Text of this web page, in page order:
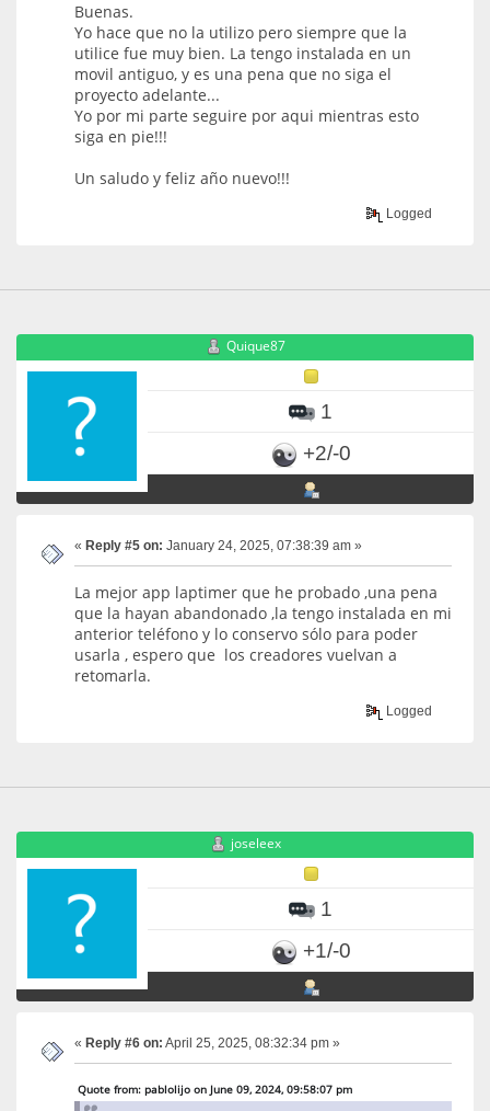
Buenas.
Yo hace que no la utilizo pero siempre que la
utilice fue muy bien. La tengo instalada en un
movil antiguo, y es una pena que no siga el
proyecto adelante...
Yo por mi parte seguire por aqui mientras esto
siga en pie!!!
Un saludo y feliz año nuevo!!!
Logged
Quique87
1
+2/-0
« Reply #5 on: January 24, 2025, 07:38:39 am »
La mejor app laptimer que he probado ,una pena
que la hayan abandonado ,la tengo instalada en mi
anterior teléfono y lo conservo sólo para poder
usarla , espero que los creadores vuelvan a
retomarla.
Logged
joseleex
1
+1/-0
« Reply #6 on: April 25, 2025, 08:32:34 pm »
Quote from: pablolijo on June 09, 2024, 09:58:07 pm